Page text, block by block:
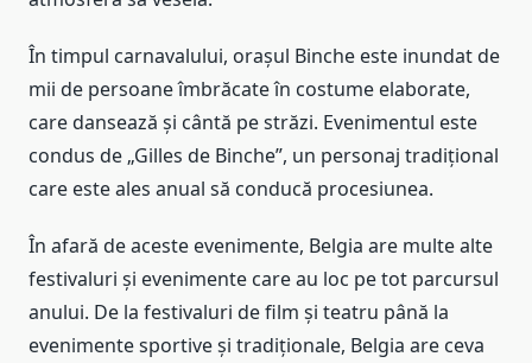
În timpul carnavalului, orașul Binche este inundat de
mii de persoane îmbrăcate în costume elaborate,
care dansează și cântă pe străzi. Evenimentul este
condus de „Gilles de Binche”, un personaj tradițional
care este ales anual să conducă procesiunea.
În afară de aceste evenimente, Belgia are multe alte
festivaluri și evenimente care au loc pe tot parcursul
anului. De la festivaluri de film și teatru până la
evenimente sportive și tradiționale, Belgia are ceva